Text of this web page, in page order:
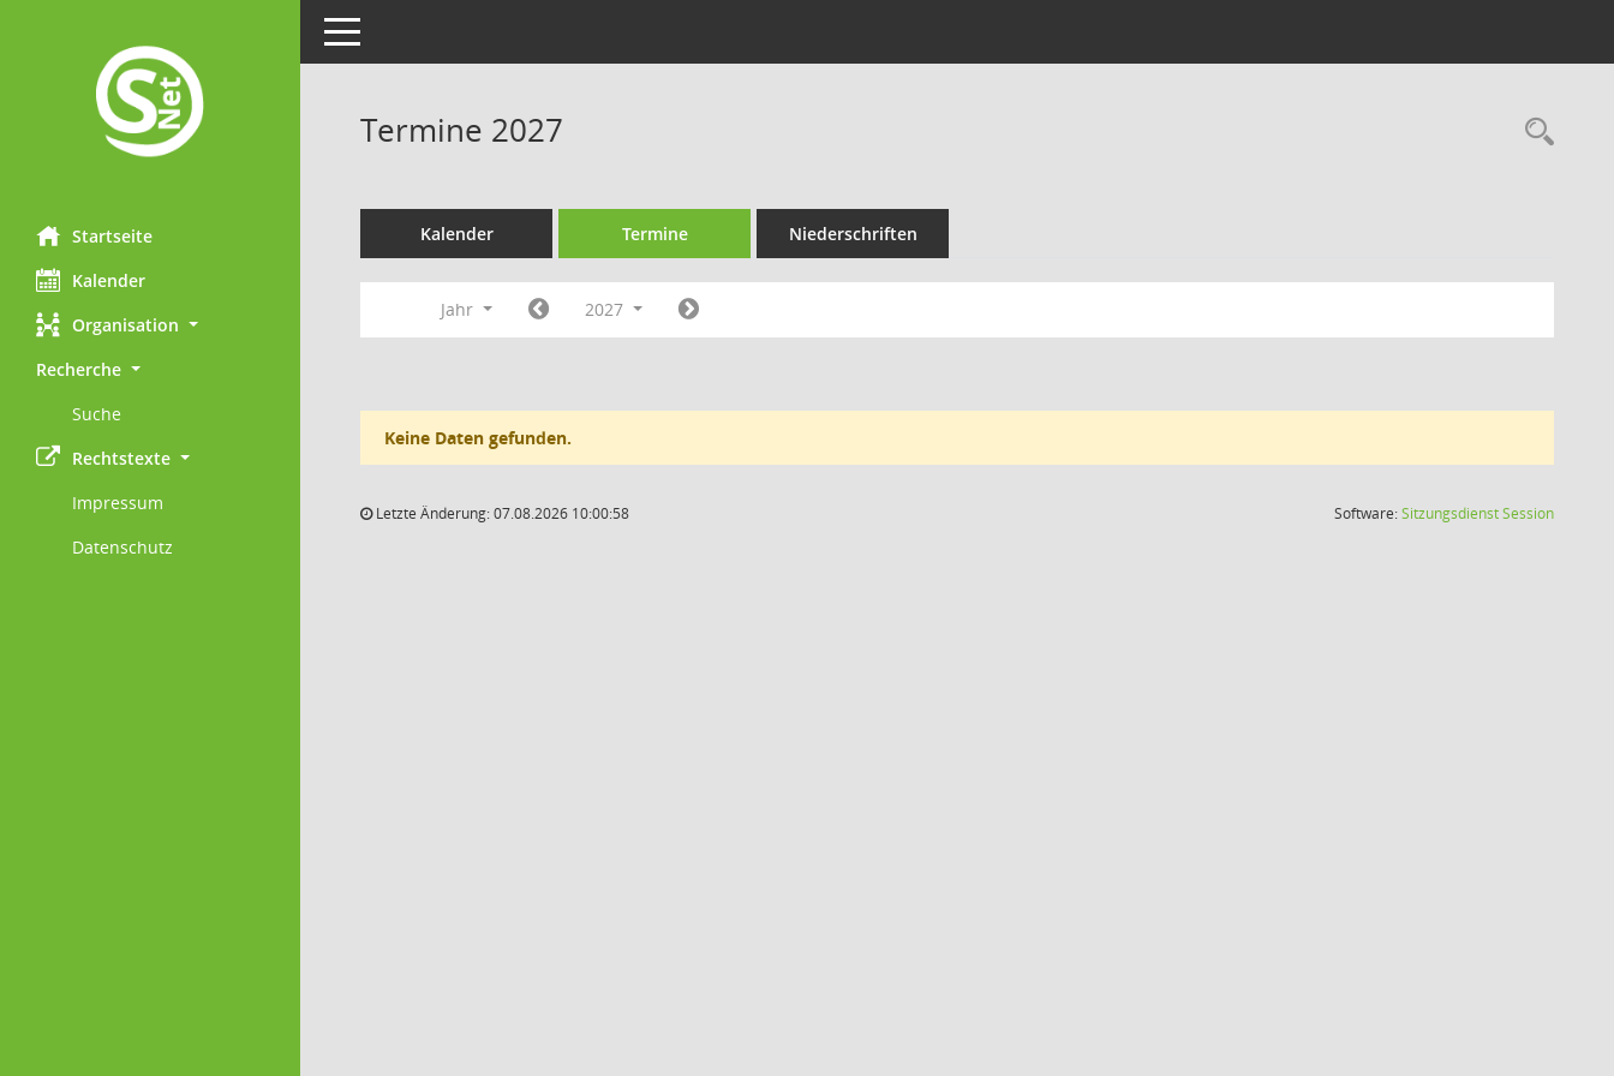
Startseite
Kalender
Organisation
Recherche
Suche
Rechtstexte
Impressum
Datenschutz
Toggle navigation
Termine 2027
Kalender Termine Niederschriften
Jahr 2027
Keine Daten gefunden.
Letzte Änderung: 07.08.2026 10:00:58 Software:SitzungsdienstSession(Wird in